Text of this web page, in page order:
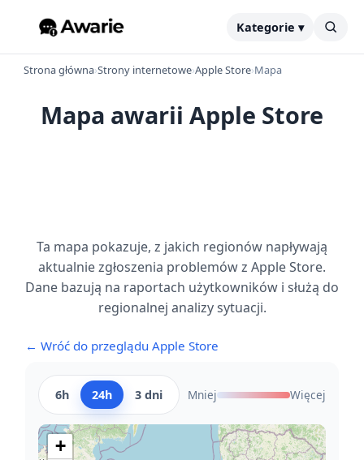
Kategorie ▾
Strona główna›Strony internetowe›Apple Store›Mapa
Mapa awarii Apple Store
Ta mapa pokazuje, z jakich regionów napływają
aktualnie zgłoszenia problemów z Apple Store.
Dane bazują na raportach użytkowników i służą do
regionalnej analizy sytuacji.
← Wróć do przeglądu Apple Store
6h 24h 3 dni Mniej Więcej
+